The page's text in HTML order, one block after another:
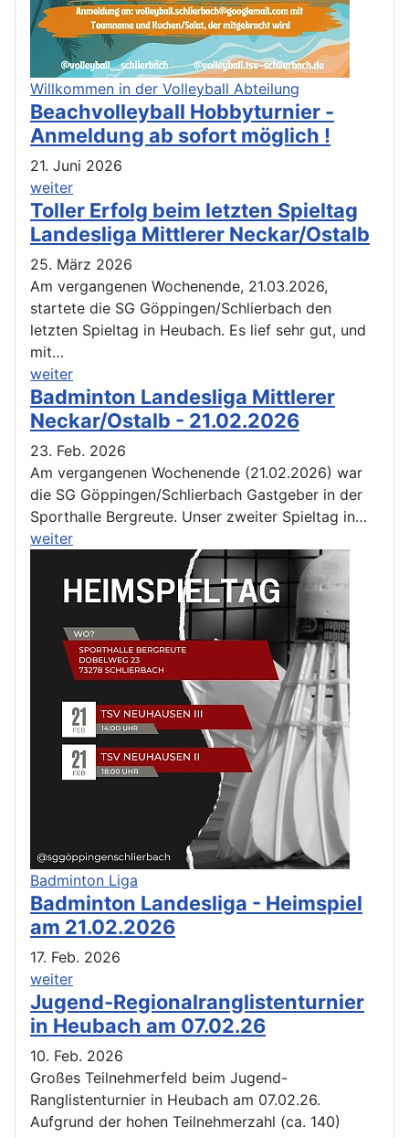
Willkommen in der Volleyball Abteilung
Beachvolleyball Hobbyturnier -
Anmeldung ab sofort möglich !
21. Juni 2026
weiter
Toller Erfolg beim letzten Spieltag
Landesliga Mittlerer Neckar/Ostalb
25. März 2026
Am vergangenen Wochenende, 21.03.2026,
startete die SG Göppingen/Schlierbach den
letzten Spieltag in Heubach. Es lief sehr gut, und
mit…
weiter
Badminton Landesliga Mittlerer
Neckar/Ostalb - 21.02.2026
23. Feb. 2026
Am vergangenen Wochenende (21.02.2026) war
die SG Göppingen/Schlierbach Gastgeber in der
Sporthalle Bergreute. Unser zweiter Spieltag in…
weiter
Badminton Liga
Badminton Landesliga - Heimspiel
am 21.02.2026
17. Feb. 2026
weiter
Jugend-Regionalranglistenturnier
in Heubach am 07.02.26
10. Feb. 2026
Großes Teilnehmerfeld beim Jugend-
Ranglistenturnier in Heubach am 07.02.26.
Aufgrund der hohen Teilnehmerzahl (ca. 140)